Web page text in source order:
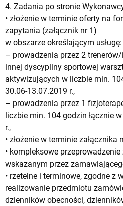
4. Zadania po stronie
• złożenie w terminie oferty na
zapytania (załącznik nr 1)
w obszarze określającym usługę:
– prowadzenia przez 2
innej dyscypliny sportowej
aktywizujących w liczbie min.
30.06-13.07.2019 r.,
– prowadzenia przez 1
liczbie min. 104 godzin łącznie
r.,
• złożenie w terminie załącznika
• kompleksowe
wskazanym przez
• rzetelne i terminowe, zgodne z
realizowanie przedmiotu
dzienników obecności,